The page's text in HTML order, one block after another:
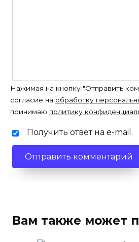
Нажимая на кнопку "Отправить
согласие на обработку
принимаю политику
Получить ответ на e-mail.
Вам также может